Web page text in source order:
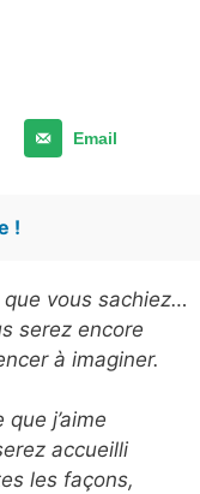
Email
!
vous sachiez…
serez encore
à imaginer.
j’aime
accueilli
les façons,